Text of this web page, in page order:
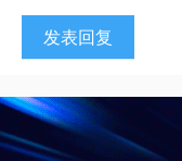
发表回复